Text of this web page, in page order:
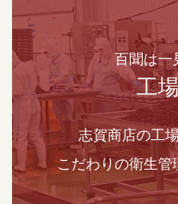
百聞は一
工
志賀商店の工
こだわりの衛生